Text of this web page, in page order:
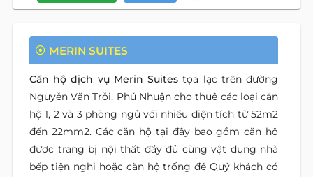
MERIN SUITES
Căn hộ dịch vụ Merin Suites tọa lạc trên đường
Nguyễn Văn Trỗi, Phú Nhuận cho thuê các loại căn
hộ 1, 2 và 3 phòng ngủ với nhiều diện tích từ 52m2
đến 22mm2. Các căn hộ tại đây bao gồm căn hộ
được trang bị nội thất đầy đủ cùng vật dụng nhà
bếp tiện nghi hoặc căn hộ trống để Quý khách có